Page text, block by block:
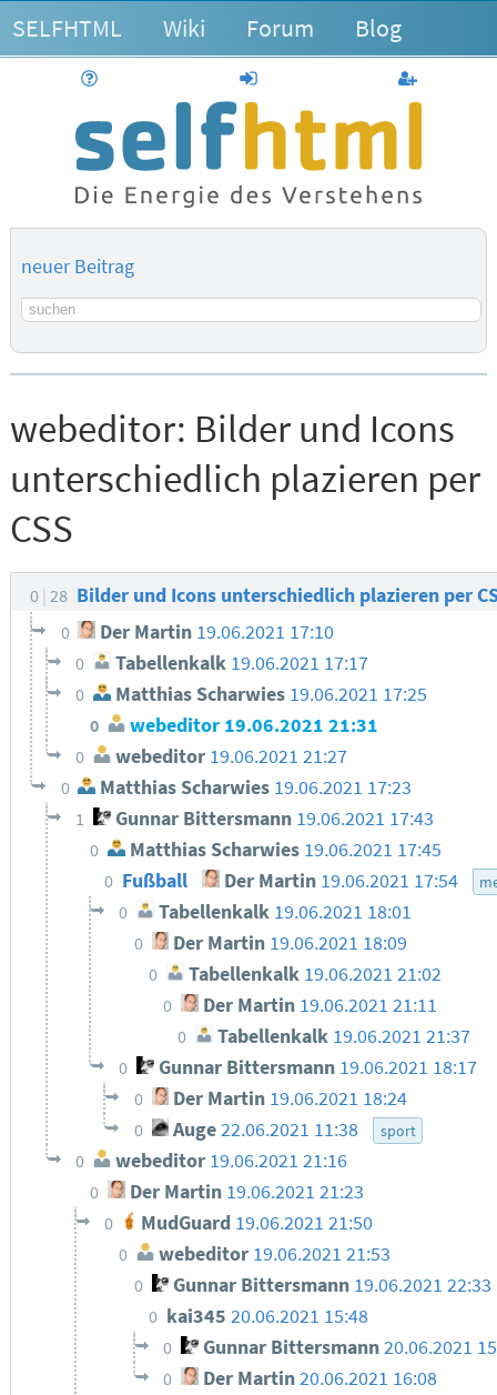
SELFHTML Wiki Forum Blog
anmelden
neuer Beitrag
Suchbegriff
webeditor: Bilder und Icons
unterschiedlich plazieren per
CSS
0 28 Bilder und Icons unterschiedlich plazieren per
0 Der Martin 19.06.2021 17:10
0 Tabellenkalk 19.06.2021 17:17
0 Matthias Scharwies 19.06.2021 17:25
0 webeditor 19.06.2021 21:31
0 webeditor 19.06.2021 21:27
0 Matthias Scharwies 19.06.2021 17:23
1 Gunnar Bittersmann 19.06.2021 17:43
0 Matthias Scharwies 19.06.2021 17:45
0 Fußball Der Martin 19.06.2021 17:54
0 Tabellenkalk 19.06.2021 18:01
0 Der Martin 19.06.2021 18:09
0 Tabellenkalk 19.06.2021 21:02
0 Der Martin 19.06.2021 21:11
0 Tabellenkalk 19.06.2021 21:37
0 Gunnar Bittersmann 19.06.2021 18:17
0 Der Martin 19.06.2021 18:24
0 Auge22.06.2021 11:38 sport
0 webeditor 19.06.2021 21:16
0 Der Martin 19.06.2021 21:23
0 MudGuard 19.06.2021 21:50
0 webeditor 19.06.2021 21:53
0 Gunnar Bittersmann 19.06.2021 22:33
0 kai345 20.06.2021 15:48
0 Gunnar Bittersmann20.06.2021
0 Der Martin20.06.2021 16:08